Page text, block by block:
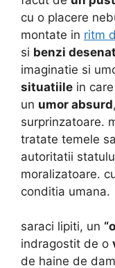
cu o placere
montate in ritm
si benzi
imaginatie si
situatiile in
un umor absurd
surprinzatoare.
tratate temele
autoritatii
moralizatoare.
conditia umana.
saraci lipiti, un
indragostit de o
de haine de